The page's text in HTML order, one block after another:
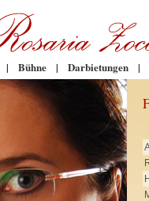
| Bühne | Darbietungen |